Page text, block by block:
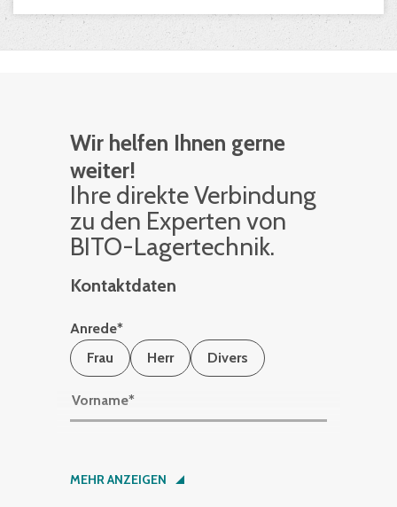
Wir helfen Ihnen gerne
weiter!
Ihre di­rek­te Ver­bin­dung
zu den Ex­per­ten von
BITO-La­ger­tech­nik.
Kontaktdaten
Anrede*
Frau
Herr Divers
Vorname*
Nachname*
MEHR ANZEIGEN